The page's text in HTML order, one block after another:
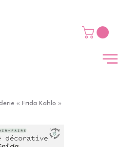
« Frida Kahlo »